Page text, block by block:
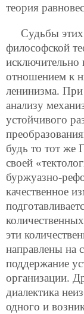
теория
Судьбы
философской
исключительно
отношением к
ленинизма. При
анализу
устойчивого
будь то тот же
своей
буржуазно-
качественное
эти
направлены на
поддержание
организации.
диалектика
одного и